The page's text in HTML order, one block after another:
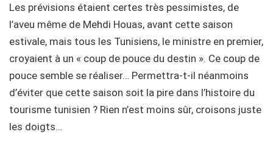
Les prévisions étaient certes très pessimistes, de
l’aveu même de Mehdi Houas, avant cette saison
estivale, mais tous les Tunisiens, le ministre en premier,
croyaient à un « coup de pouce du destin ». Ce coup de
pouce semble se réaliser… Permettra-t-il néanmoins
d’éviter que cette saison soit la pire dans l’histoire du
tourisme tunisien ? Rien n’est moins sûr, croisons juste
les doigts…